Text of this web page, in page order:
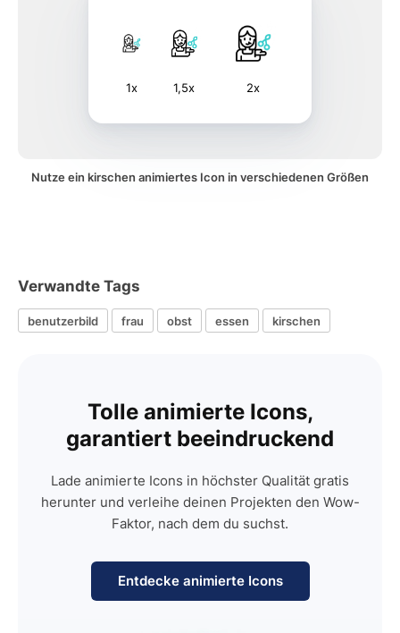
1x 1,5x 2x
Nutze ein kirschen animiertes Icon in verschiedenen Größen
Verwandte Tags
benutzerbild frau obst essen kirschen
Tolle animierte Icons,
garantiert beeindruckend
Lade animierte Icons in höchster Qualität gratis
herunter und verleihe deinen Projekten den Wow-
Faktor, nach dem du suchst.
Entdecke animierte Icons